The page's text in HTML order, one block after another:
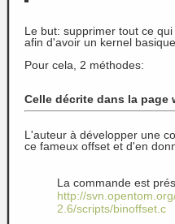
Le but: supprimer tout ce
afin d'avoir un kernel basique.
Pour cela, 2 méthodes:
Celle décrite dans la page
L'auteur à développer une
ce fameux offset et d'en
La commande est
http://
2.6/scripts/binoffset.c